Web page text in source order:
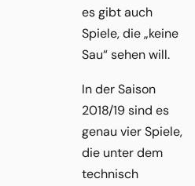
es gibt auch
Spiele, die „keine
Sau“ sehen will.
In der Saison
2018/19 sind es
genau vier Spiele,
die unter dem
technisch